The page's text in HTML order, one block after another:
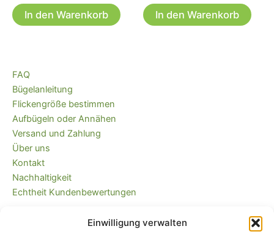
Einwilligung verwalten
In den Warenkorb In den Warenkorb
FAQ
Bügelanleitung
Flickengröße bestimmen
Aufbügeln oder Annähen
Versand und Zahlung
Über uns
Kontakt
Nachhaltigkeit
Echtheit Kundenbewertungen
Kaufvertrag widerrufen